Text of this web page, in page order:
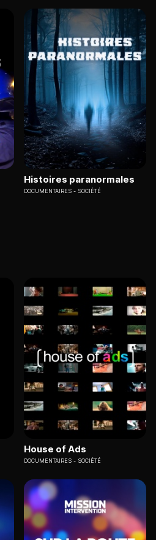
Histoires paranormales
DOCUMENTAIRES SOCIÉTÉ
House of Ads
DOCUMENTAIRES SOCIÉTÉ